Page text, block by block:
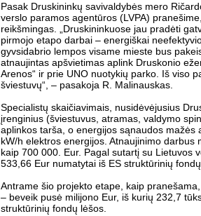
Pasak Druskininkų savivaldybės mero
verslo paramos agentūros (LVPA)
reikšmingas. „Druskininkuose jau pradėti
pirmojo etapo darbai – energiškai
gyvsidabrio lempos visame mieste bus
atnaujintas apšvietimas aplink Druskonio
Arenos“ ir prie UNO nuotykių parko. Iš viso
šviestuvų“, – pasakoja R. Malinauskas.
Specialistų skaičiavimais, nusidėvėjusius
įrenginius (šviestuvus, atramas, valdymo
aplinkos tarša, o energijos sąnaudos
kW/h elektros energijos. Atnaujinimo
kaip 700 000. Eur. Pagal sutartį su Lietuvos
533,66 Eur numatytai iš ES struktūrinių
Antrame šio projekto etape, kaip
– beveik pusė milijono Eur, iš kurių 232,7
struktūrinių fondų lėšos.